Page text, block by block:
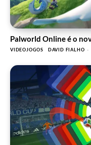
Palworld Online é o
VIDEOJOGOS DAVID FIALHO -